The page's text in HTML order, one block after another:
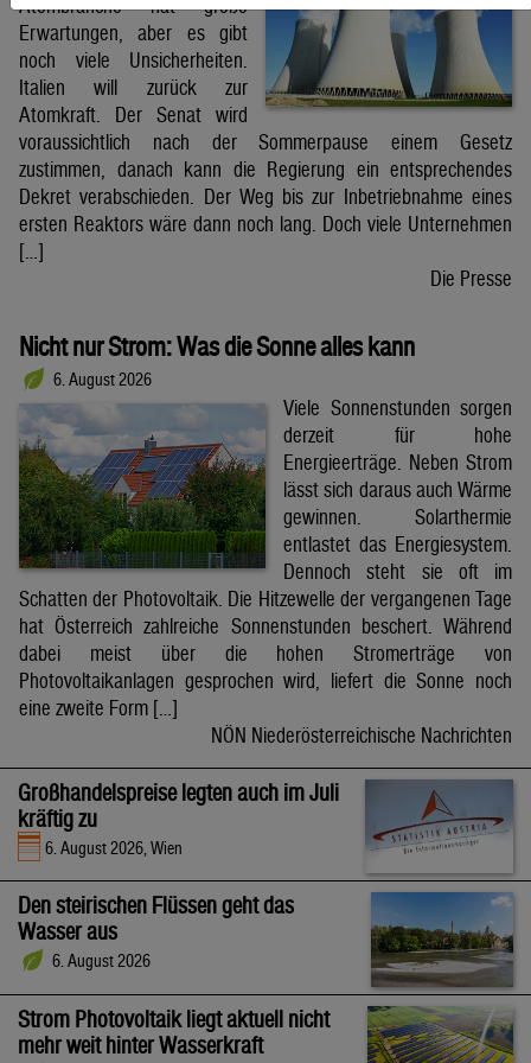
Atombranche hat große
Erwartungen, aber es gibt
noch viele Unsicherheiten.
Italien will zurück zur
Atomkraft. Der Senat wird
voraussichtlich nach der Sommerpause einem Gesetz
zustimmen, danach kann die Regierung ein entsprechendes
Dekret verabschieden. Der Weg bis zur Inbetriebnahme eines
ersten Reaktors wäre dann noch lang. Doch viele Unternehmen
[…]
Die Presse
Nicht nur Strom: Was die Sonne alles kann
6. August 2026
Viele Sonnenstunden sorgen
derzeit für hohe
Energieerträge. Neben Strom
lässt sich daraus auch Wärme
gewinnen. Solarthermie
entlastet das Energiesystem.
Dennoch steht sie oft im
Schatten der Photovoltaik. Die Hitzewelle der vergangenen Tage
hat Österreich zahlreiche Sonnenstunden beschert. Während
dabei meist über die hohen Stromerträge von
Photovoltaikanlagen gesprochen wird, liefert die Sonne noch
eine zweite Form […]
NÖN Niederösterreichische Nachrichten
Großhandelspreise legten auch im Juli
kräftig zu
6. August 2026, Wien
Den steirischen Flüssen geht das
Wasser aus
6. August 2026
Strom Photovoltaik liegt aktuell nicht
mehr weit hinter Wasserkraft